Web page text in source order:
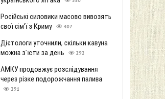
Російські силовики масово вивозять
свої сім'ї з Криму
407
Дієтологи уточнили, скільки кавуна
можна з'їсти за день
292
АМКУ продовжує розслідування
через різке подорожчання палива
291